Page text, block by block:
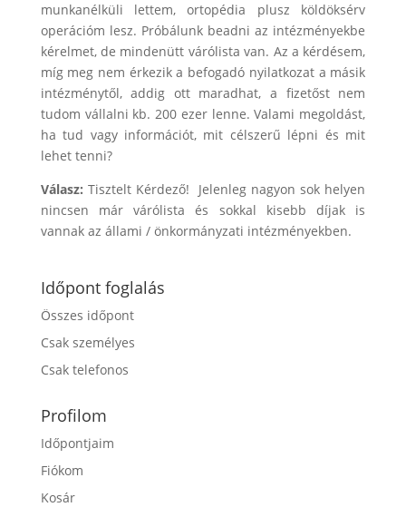
munkanélküli lettem, ortopédia plusz köldöksérv
operációm lesz. Próbálunk beadni az intézményekbe
kérelmet, de mindenütt várólista van. Az a kérdésem,
míg meg nem érkezik a befogadó nyilatkozat a másik
intézménytől, addig ott maradhat, a fizetőst nem
tudom vállalni kb. 200 ezer lenne. Valami megoldást,
ha tud vagy információt, mit célszerű lépni és mit
lehet tenni?
Válasz: Tisztelt Kérdező! Jelenleg nagyon sok helyen
nincsen már várólista és sokkal kisebb díjak is
vannak az állami / önkormányzati intézményekben.
Időpont foglalás
Összes időpont
Csak személyes
Csak telefonos
Profilom
Időpontjaim
Fiókom
Kosár